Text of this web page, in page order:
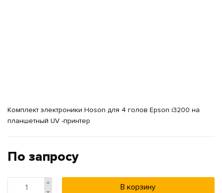
Комплект электроники Hoson для 4 голов Epson i3200 на
планшетный UV -принтер
По запросу
В корзину